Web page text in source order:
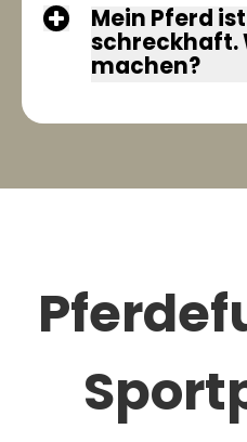
Mein Pferd
schreckhaft.
machen?